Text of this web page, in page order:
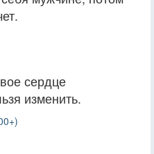
сердце
изменить.